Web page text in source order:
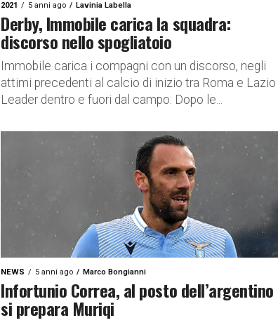
2021 5 anni ago Lavinia Labella
Derby, Immobile carica la squadra:
discorso nello spogliatoio
Immobile carica i compagni con un discorso, negli
attimi precedenti al calcio di inizio tra Roma e Lazio
Leader dentro e fuori dal campo. Dopo le...
NEWS 5 anni ago Marco Bongianni
Infortunio Correa, al posto dell’argentino
si prepara Muriqi